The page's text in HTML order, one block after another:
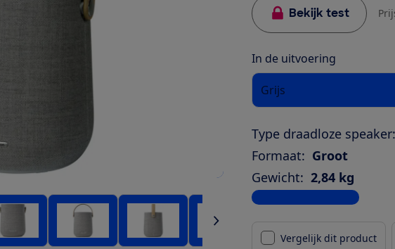
Bekijk test
In de uitvoering
Grijs
Type draadloze speaker:
Formaat: Groot
Gewicht: 2,84 kg
Bekijk alle specificaties
Vergelijk dit product